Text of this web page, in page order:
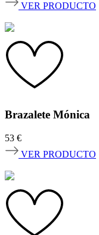
VER PRODUCTO
Brazalete Mónica
53 €
VER PRODUCTO